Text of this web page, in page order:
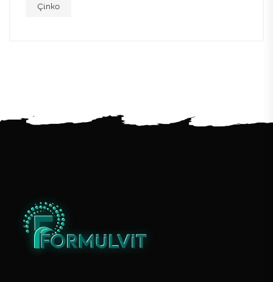
Çinko